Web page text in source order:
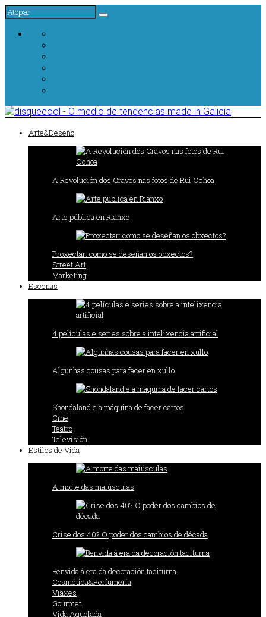
Arte&Deseño
A Revolución dos Cravos nas fotos de Rui Ochoa
Arte pública en Rianxo
Proxectar: como se deseñan os obxectos?
Street Art
Marketing
Escenas
4 películas e series sobre a intelixencia artificial
Algunhas cousas para facer en xullo
Shondaland e a máquina de facer cartos
Cine
Teatro
Televisión
Estilos de Vida
A morte das maiúsculas
Crise dos 40? O poder dos cambios de década
Benvida á era da decoración taciturna
Cosmética&Perfumería
Viaxes
Gourmet
Vida Aquelada